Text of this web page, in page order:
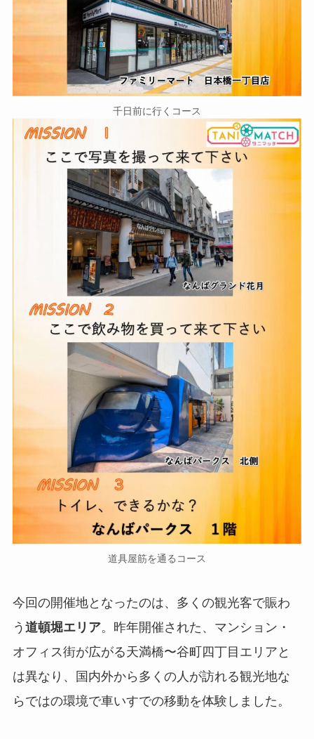
千日前に行くコース
道具屋筋を通るコース
今回の開催地となったのは、多くの観光客で賑わ
う 道頓堀エリア。昨年開催された、マンション・
オフィス街が広がる天満橋〜谷町四丁目エリアと
は異なり、国内外から多くの人が訪れる観光地な
らではの環境で車いすでの移動を体験しました。